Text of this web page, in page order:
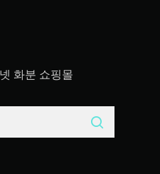
화분 쇼핑몰